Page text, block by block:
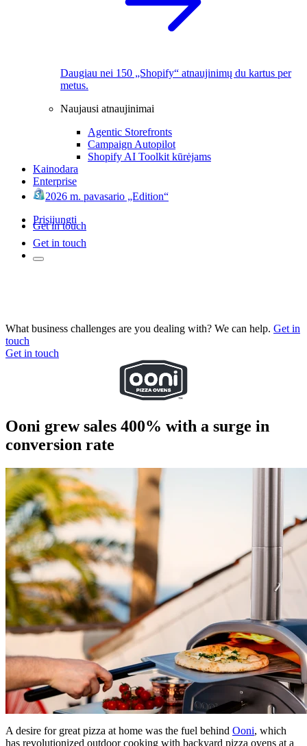
Daugiau nei 150 „Shopify“ atnaujinimų du kartus per
metus.
Naujausi atnaujinimai
Agentic Storefronts
Campaign Autopilot
Shopify AI Toolkit kūrėjams
Kainodara
Enterprise
2026 m. pavasario „Edition“
Prisijungti
Get in touch
Get in touch
What business challenges are you dealing with? We can help. Get in
touch
Get in touch
Ooni grew sales 400% with a surge in
conversion rate
A desire for great pizza at home was the fuel behind Ooni, which
has revolutionized outdoor cooking with backyard pizza ovens at a